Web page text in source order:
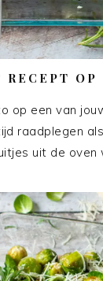
RECEPT OP
op een van
raadplegen
uit de oven